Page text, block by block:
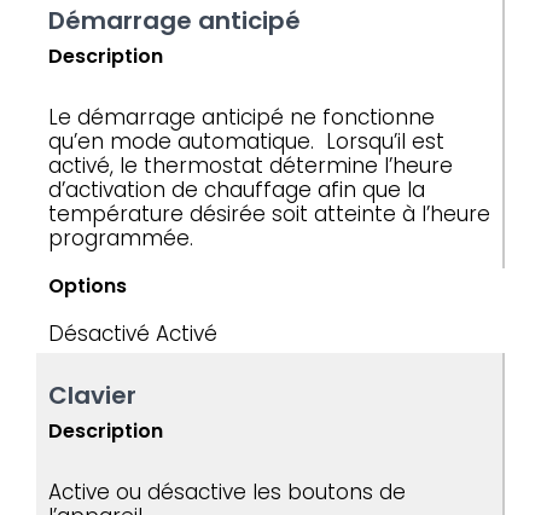
Démarrage anticipé
Description
Le démarrage anticipé ne fonctionne
qu’en mode automatique. Lorsqu’il est
activé, le thermostat détermine l’heure
d’activation de chauffage afin que la
température désirée soit atteinte à l’heure
programmée.
Options
Désactivé Activé
Clavier
Description
Active ou désactive les boutons de